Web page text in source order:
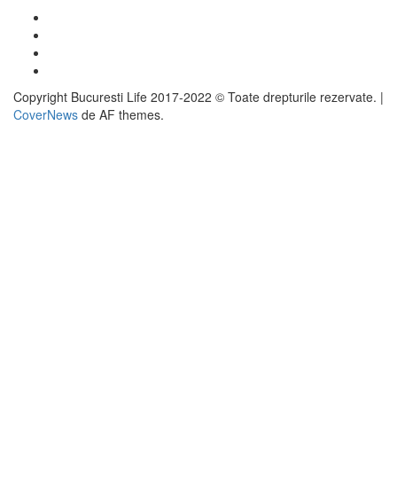
Copyright Bucuresti Life 2017-2022 © Toate drepturile rezervate. |
CoverNews de AF themes.